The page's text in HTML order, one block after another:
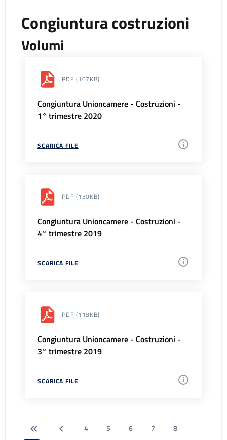
Congiuntura costruzioni
Volumi
PDF (107KB)
Congiuntura Unioncamere - Costruzioni -
1° trimestre 2020
SCARICA FILE
PDF (130KB)
Congiuntura Unioncamere - Costruzioni -
4° trimestre 2019
SCARICA FILE
PDF (118KB)
Congiuntura Unioncamere - Costruzioni -
3° trimestre 2019
SCARICA FILE
4 5 6 7
8